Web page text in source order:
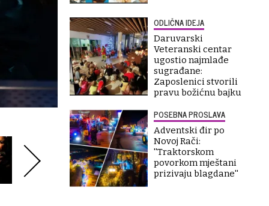
ODLIČNA IDEJA
Daruvarski
Veteranski centar
ugostio najmlađe
sugrađane:
Zaposlenici stvorili
pravu božićnu bajku
POSEBNA PROSLAVA
Adventski đir po
Novoj Rači:
''Traktorskom
povorkom mještani
prizivaju blagdane''